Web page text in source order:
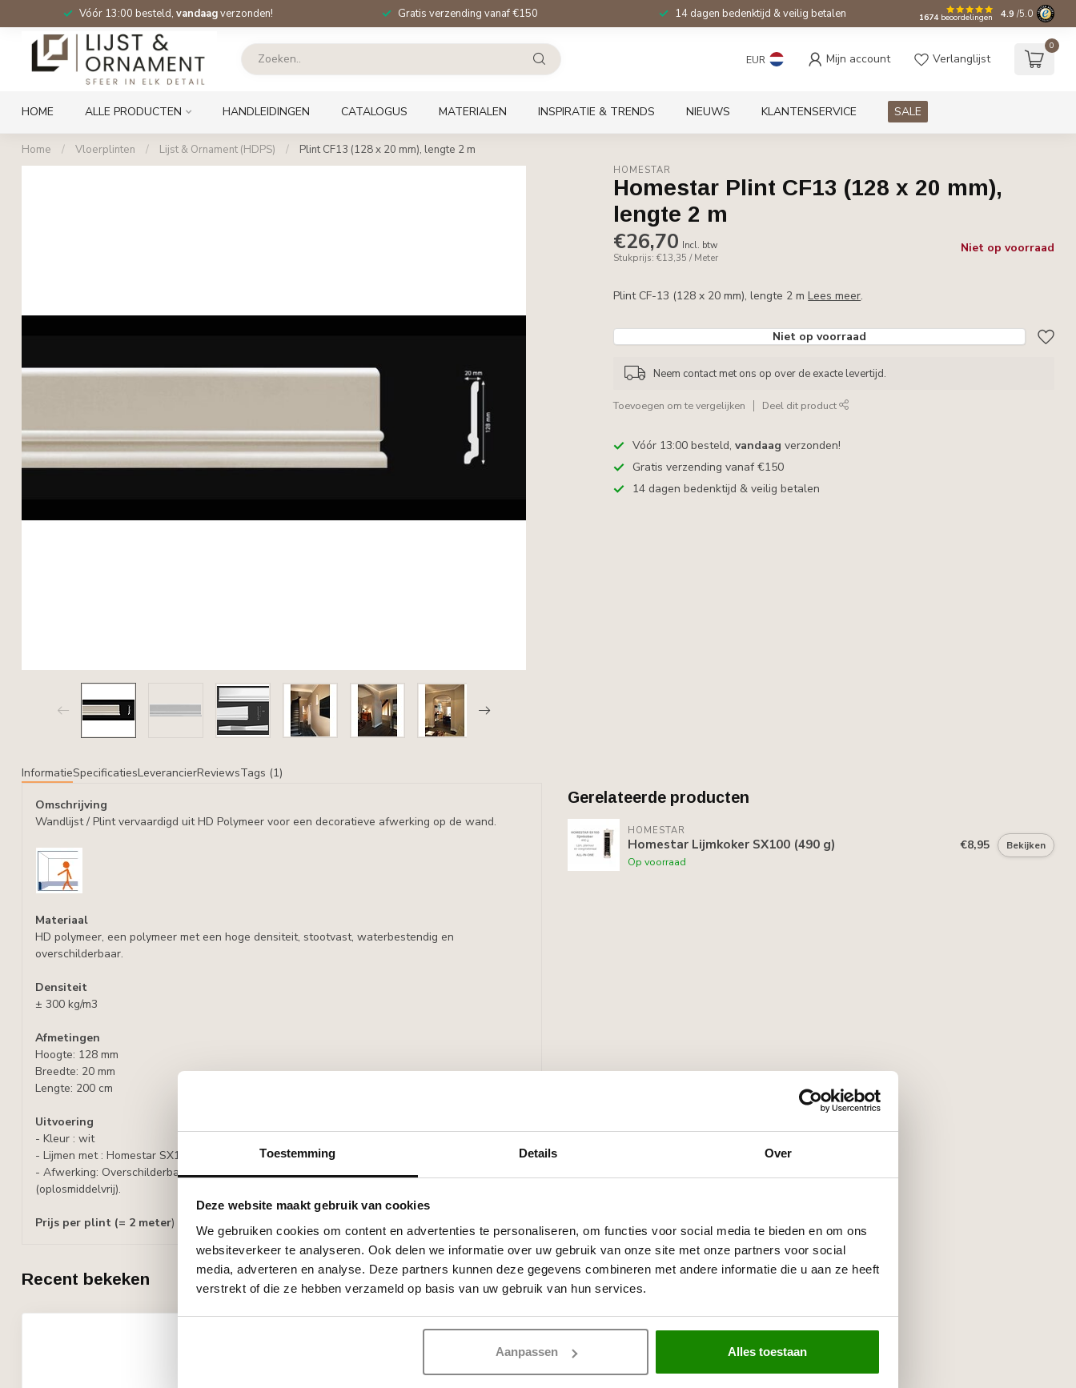
Toestemming Details Over
Deze website maakt gebruik van cookies
We gebruiken cookies om content en advertenties te personaliseren, om functies voor social media te bieden en om ons
websiteverkeer te analyseren. Ook delen we informatie over uw gebruik van onze site met onze partners voor social
media, adverteren en analyse. Deze partners kunnen deze gegevens combineren met andere informatie die u aan ze heeft
verstrekt of die ze hebben verzameld op basis van uw gebruik van hun services.
Aanpassen Alles toestaan
Vóór 13:00 besteld, vandaagverzonden! Gratis verzending vanaf €150 14 dagen bedenktijd & veilig betalen 1674beoordelingen 4.9 /5.0
EUR Mijn account Verlanglijst
0
HOME ALLE PRODUCTEN HANDLEIDINGEN CATALOGUS MATERIALEN INSPIRATIE & TRENDS NIEUWS KLANTENSERVICE SALE
Home / Vloerplinten / Lijst & Ornament (HDPS) / Plint CF13 (128 x 20 mm), lengte 2 m
HOMESTAR
Homestar Plint CF13 (128 x 20 mm),
lengte 2 m
€26,70 Incl. btw
Stukprijs: €13,35 / Meter
Niet op voorraad
Plint CF-13 (128 x 20 mm), lengte 2 mLees meer.
Niet op voorraad
Neem contact met ons op over de exacte levertijd.
Toevoegen om te vergelijken Deel dit product
Vóór 13:00 besteld,vandaag verzonden!
Gratis verzending vanaf €150
14 dagen bedenktijd & veilig betalen
InformatieSpecificatiesLeverancierReviewsTags (1)
Omschrijving
Wandlijst / Plint vervaardigd uit HD Polymeer voor een decoratieve afwerking op de wand.
Materiaal
HD polymeer, een polymeer met een hoge densiteit, stootvast, waterbestendig en
overschilderbaar.
Densiteit
± 300 kg/m3
Afmetingen
Hoogte: 128 mm
Breedte: 20 mm
Lengte: 200 cm
Uitvoering
- Kleur : wit
- Lijmen met : Homestar SX100 lijm
- Afwerking: Overschilderbaar met alle verven op waterbasis, zoals acrylverf, latex of muurverf
(oplosmiddelvrij).
Prijs per plint (= 2 meter)
Gerelateerde producten
HOMESTAR
Homestar Lijmkoker SX100 (490 g)
Op voorraad
€8,95 Bekijken
Recent bekeken